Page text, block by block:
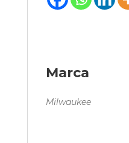
Marca
Milwaukee